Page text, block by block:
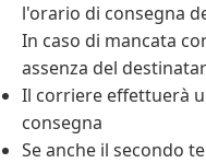
l'orario di consegna
In caso di mancata
assenza del
Il corriere effettuerà
consegna
Se anche il secondo